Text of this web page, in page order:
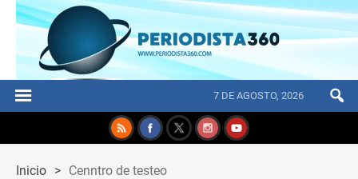
7 DE AGOSTO, 2026
Inicio > Cenntro de testeo